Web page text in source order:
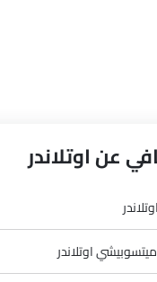
عن اوتلاندر
اوتلاندر